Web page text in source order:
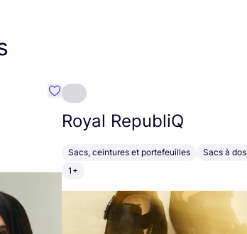
Préféré {nom}
Royal RepubliQ
Sacs, ceintures et portefeuilles
Sacs à dos
1+